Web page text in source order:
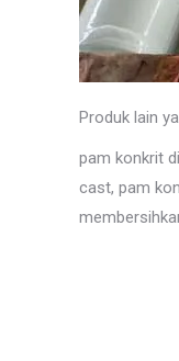
Produk lain
pam konkrit
cast, pam